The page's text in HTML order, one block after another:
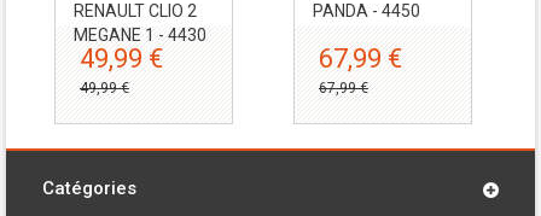
RENAULT CLIO 2
MEGANE 1 - 4430
49,99 €
49,99 €
PANDA - 4450
67,99 €
67,99 €
Catégories